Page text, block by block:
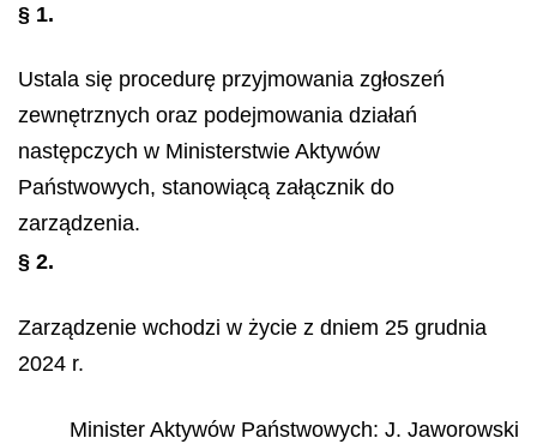
§ 1.
Ustala się procedurę przyjmowania zgłoszeń
zewnętrznych oraz podejmowania działań
następczych w Ministerstwie Aktywów
Państwowych, stanowiącą załącznik do
zarządzenia.
§ 2.
Zarządzenie wchodzi w życie z dniem 25 grudnia
2024 r.
Minister Aktywów Państwowych: J. Jaworowski